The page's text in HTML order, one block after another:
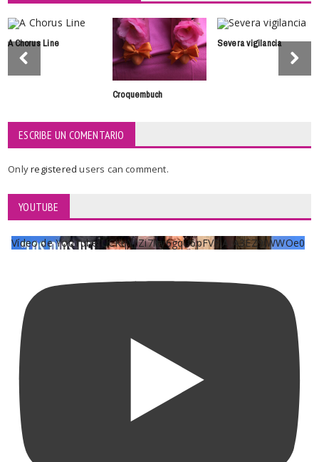
A Chorus Line
Croquembuch
Severa vigilancia
ESCRIBE UN COMENTARIO
Onlyregisteredusers can comment.
YOUTUBE
Vídeo de YouTube UCKqYjiZi7lzy6gqU6pFVFiA_A3EZ9JWWOe0